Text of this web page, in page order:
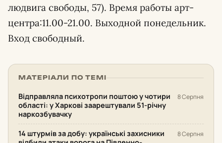
людвига свободы, 57). Время работы арт-
центра:11.00-21.00. Выходной понедельник.
Вход свободный.
МАТЕРІАЛИ ПО ТЕМІ
Відправляла психотропи поштою у чотири
області: у Харкові заарештували 51-річну
наркозбувачку
8 Серпня
14 штурмів за добу: українські захисники
8 Серпня